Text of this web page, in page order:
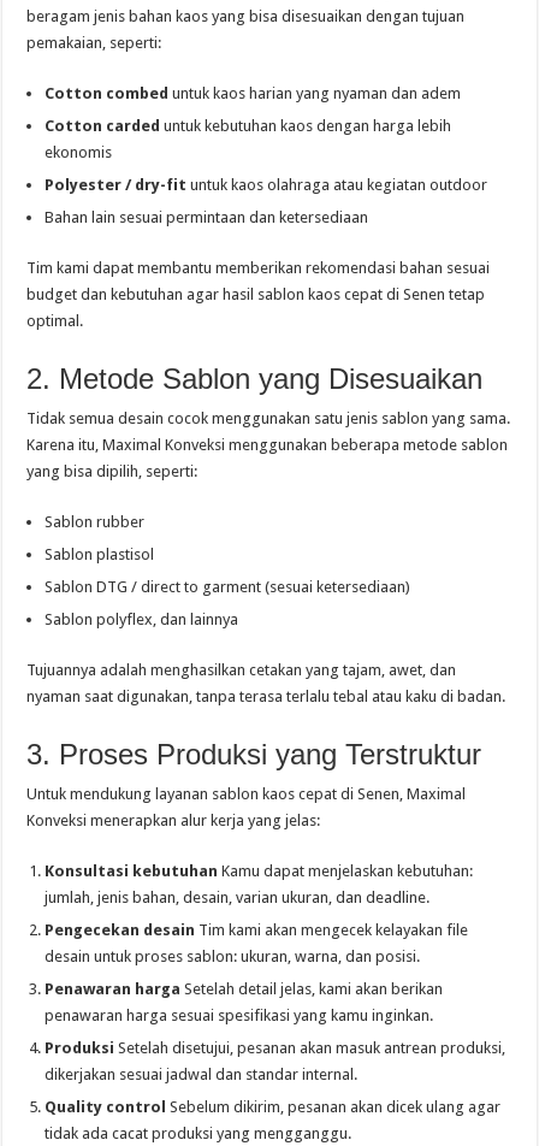
beragam jenis bahan kaos yang bisa disesuaikan dengan tujuan
pemakaian, seperti:
Cotton combed untuk kaos harian yang nyaman dan adem
Cotton carded untuk kebutuhan kaos dengan harga lebih
ekonomis
Polyester / dry-fit untuk kaos olahraga atau kegiatan outdoor
Bahan lain sesuai permintaan dan ketersediaan
Tim kami dapat membantu memberikan rekomendasi bahan sesuai
budget dan kebutuhan agar hasil sablon kaos cepat di Senen tetap
optimal.
2. Metode Sablon yang Disesuaikan
Tidak semua desain cocok menggunakan satu jenis sablon yang sama.
Karena itu, Maximal Konveksi menggunakan beberapa metode sablon
yang bisa dipilih, seperti:
Sablon rubber
Sablon plastisol
Sablon DTG / direct to garment (sesuai ketersediaan)
Sablon polyflex, dan lainnya
Tujuannya adalah menghasilkan cetakan yang tajam, awet, dan
nyaman saat digunakan, tanpa terasa terlalu tebal atau kaku di badan.
3. Proses Produksi yang Terstruktur
Untuk mendukung layanan sablon kaos cepat di Senen, Maximal
Konveksi menerapkan alur kerja yang jelas:
Konsultasi kebutuhan Kamu dapat menjelaskan kebutuhan:
jumlah, jenis bahan, desain, varian ukuran, dan deadline.
Pengecekan desain Tim kami akan mengecek kelayakan file
desain untuk proses sablon: ukuran, warna, dan posisi.
Penawaran harga Setelah detail jelas, kami akan berikan
penawaran harga sesuai spesifikasi yang kamu inginkan.
Produksi Setelah disetujui, pesanan akan masuk antrean produksi,
dikerjakan sesuai jadwal dan standar internal.
Quality control Sebelum dikirim, pesanan akan dicek ulang agar
tidak ada cacat produksi yang mengganggu.